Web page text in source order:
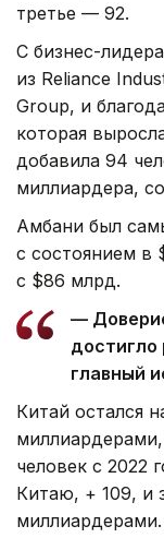
третье — 92.
С бизнес-
из Reliance
Group, и
которая
добавила 94
миллиардера,
Амбани был
с состоянием в
с $86 млрд.
—
достигло
главный
Китай остался
человек с 2022
Китаю, + 109, и
миллиардерами.